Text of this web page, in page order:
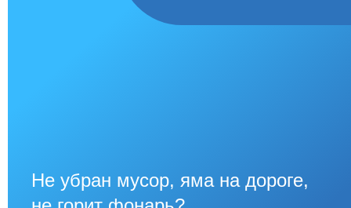
Не убран мусор, яма на дороге,